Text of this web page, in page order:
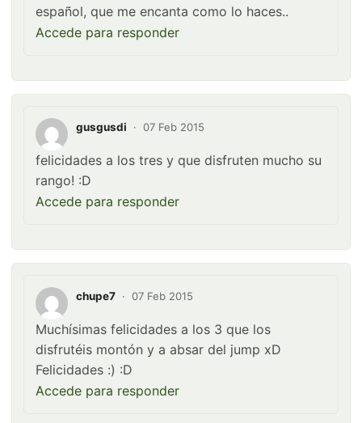
español, que me encanta como lo haces..
Accede para responder
gusgusdi · 07 Feb 2015
felicidades a los tres y que disfruten mucho su
rango! :D
Accede para responder
chupe7 · 07 Feb 2015
Muchísimas felicidades a los 3 que los
disfrutéis montón y a absar del jump xD
Felicidades :) :D
Accede para responder